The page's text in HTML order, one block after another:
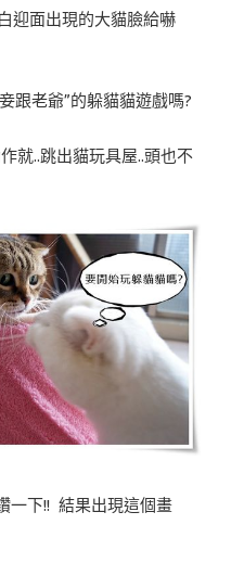
迎面出現的大貓臉給嚇
跟老爺”的躲貓貓遊戲嗎?
就..跳出貓玩具屋..頭也不
一下!! 結果出現這個畫